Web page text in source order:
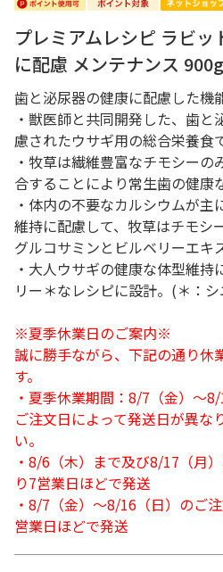
プレミアムレシピ ラビ
に配慮 メンテナンス 900g
歯と泌尿器の健康に配慮した機
・獣医師と共同開発した、歯
慮されたウサギ用の総合栄養食で
・牧草は繊維豊富なチモシー
合することにより常生歯の健康
・体内の不要なカルシウムが
維持に配慮して、牧草はチモシ
グルコサミンとビルベリーエキ
・大人ウサギの健康な体型維
リー＊なレシピに設計。(＊：
※夏季休業日のご案内※
誠に勝手ながら、下記の通り休
す。
・夏季休業期間：8/7（金）～8/
ご注文日によって発送日が異な
い。
・8/6（木）まで及び8/17（月
り7営業日ほどで発送
・8/7（金）～8/16（日）のご
営業日ほどで発送